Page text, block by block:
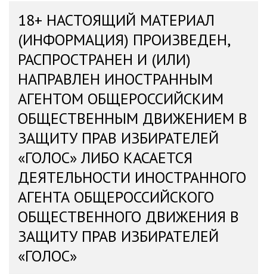
18+ НАСТОЯЩИЙ МАТЕРИАЛ
(ИНФОРМАЦИЯ) ПРОИЗВЕДЕН,
РАСПРОСТРАНЕН И (ИЛИ)
НАПРАВЛЕН ИНОСТРАННЫМ
АГЕНТОМ ОБЩЕРОССИЙСКИМ
ОБЩЕСТВЕННЫМ ДВИЖЕНИЕМ В
ЗАЩИТУ ПРАВ ИЗБИРАТЕЛЕЙ
«ГОЛОС» ЛИБО КАСАЕТСЯ
ДЕЯТЕЛЬНОСТИ ИНОСТРАННОГО
АГЕНТА ОБЩЕРОССИЙСКОГО
ОБЩЕСТВЕННОГО ДВИЖЕНИЯ В
ЗАЩИТУ ПРАВ ИЗБИРАТЕЛЕЙ
«ГОЛОС»